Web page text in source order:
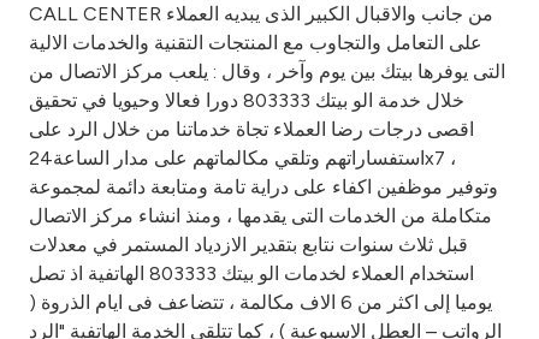
CALL CENTER من جانب والاقبال الكبير الذى يبديه العملاء
على التعامل والتجاوب مع المنتجات التقنية والخدمات الالية
التى يوفرها بيتك بين يوم وآخر ، وقال : يلعب مركز الاتصال من
خلال خدمة الو بيتك 803333 دورا فعالا وحيويا في تحقيق
اقصى درجات رضا العملاء تجاة خدماتنا من خلال الرد على
استفساراتهم وتلقي مكالماتهم على مدار الساعة24x7 ،
وتوفير موظفين اكفاء على دراية تامة ومتابعة دائمة لمجموعة
متكاملة من الخدمات التى يقدمها ، ومنذ انشاء مركز الاتصال
قبل ثلاث سنوات نتابع بتقدير الازدياد المستمر في معدلات
استخدام العملاء لخدمات الو بيتك 803333 الهاتفية اذ تصل
يوميا إلى اكثر من 6 الاف مكالمة ، تتضاعف فى ايام الذروة (
الرواتب – العطل الاسبوعية ) ، كما تتلقى الخدمة الهاتفية "الرد